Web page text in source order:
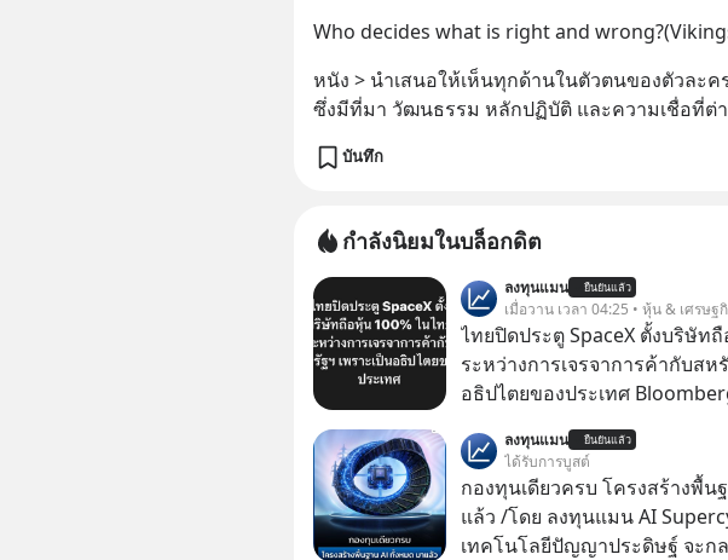
Who decides what is right and
หนัง > นำเสนอให้เห็นทุกด้านในตัวตนของตัวละค
ซึ่งมีที่มา วัฒนธรรม หลักปฏิบัติ และความเชื่อที่ต่
บันทึก
กำลังนิยมในบล็อกดิต
ลงทุนแมน ยืนยันแล้ว
เมื่อวาน เวลา 04:25 • หุ้น & เศรษฐ
ไทยปิดประตู SpaceX ตั้งบริษัท
ระหว่างการเจรจาการค้ากับสห
อธิปไตยของประเทศ
สหรัฐฯ ตั้งบริษัทโทรคมนาคมดา
100% โดยชาวต่างชาติ ในระห
ค้ากับรัฐบาลสหรัฐ โดยให้เหตุผ
ด้านอธิปไตยของประเทศ
ลงทุนแมน ยืนยันแล้ว
ได้รับการบูสต์
กองทุนเดียวครบ โครงสร้างพื้น
แล้ว /โดย ลงทุนแมน AI
เทคโนโลยีปัญญาประดิษฐ์ จะก